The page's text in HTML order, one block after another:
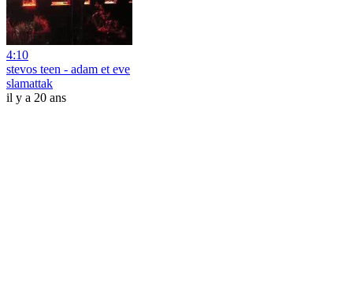
4:10
stevos teen - adam et eve
slamattak
il y a 20 ans